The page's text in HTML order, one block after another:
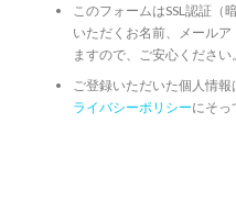
このフォームはSSL認証（
いただくお名前、メール
ますので、ご安心ください。
ご登録いただいた個人情
ライバシーポリシーにそっ